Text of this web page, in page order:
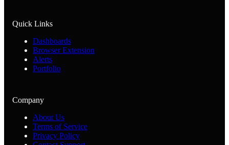
Quick Links
Dashboards
Browser Extension
Alerts
Portfolio
Company
About Us
Terms of Service
Privacy Policy